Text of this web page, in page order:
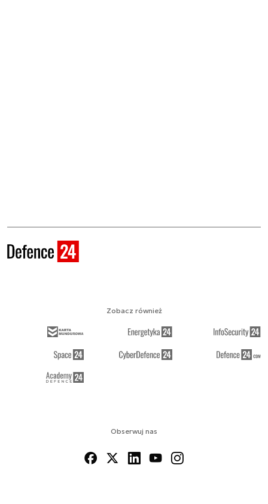
Obserwuj nas
Zobacz również